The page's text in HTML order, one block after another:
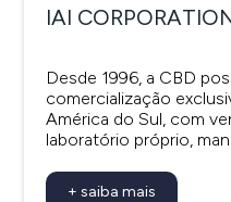
IAI
Desde 1996, a CBD
comercialização
América do Sul, com
laboratório próprio,
+ saiba mais